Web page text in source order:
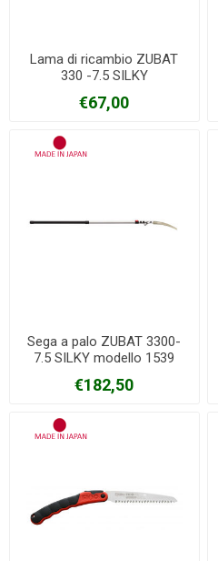
Lama di ricambio ZUBAT
330 -7.5 SILKY
€67,00
Sega a palo ZUBAT 3300-
7.5 SILKY modello 1539
€182,50